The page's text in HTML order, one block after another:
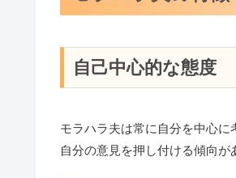
自己中心的な態度
モラハラ夫は常に自分を中心に
自分の意見を押し付ける傾向が